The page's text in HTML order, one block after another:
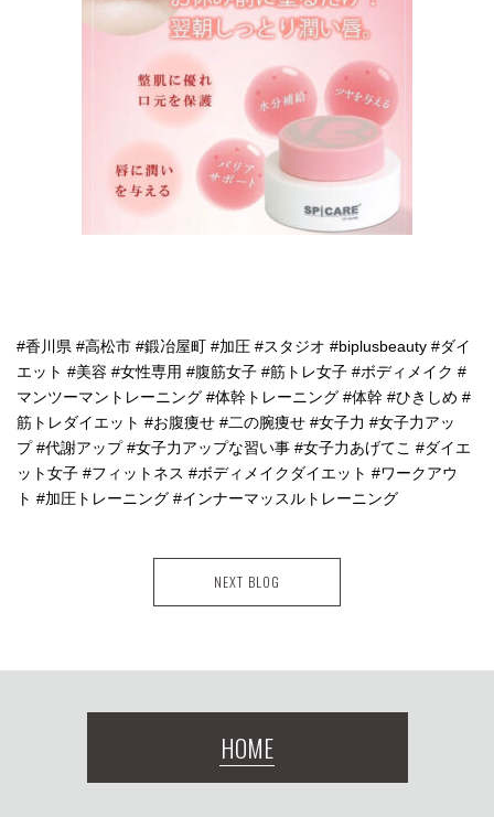
#香川県 #高松市 #鍛冶屋町 #加圧 #スタジオ #biplusbeauty #ダイ
エット #美容 #女性専用 #腹筋女子 #筋トレ女子 #ボディメイク #
マンツーマントレーニング #体幹トレーニング #体幹 #ひきしめ #
筋トレダイエット #お腹痩せ #二の腕痩せ #女子力 #女子力アッ
プ #代謝アップ #女子力アップな習い事 #女子力あげてこ #ダイエ
ット女子 #フィットネス #ボディメイクダイエット #ワークアウ
ト #加圧トレーニング #インナーマッスルトレーニング
NEXT BLOG
HOME